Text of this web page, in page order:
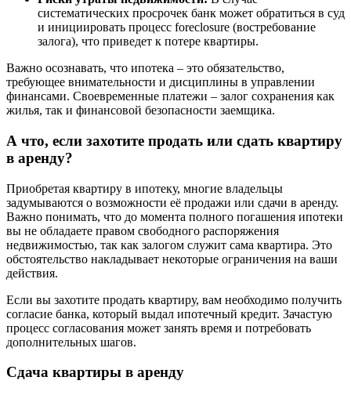
систематических просрочек банк может обратиться в суд
и инициировать процесс foreclosure (востребование
залога), что приведет к потере квартиры.
Важно осознавать, что ипотека – это обязательство,
требующее внимательности и дисциплины в управлении
финансами. Своевременные платежи – залог сохранения как
жилья, так и финансовой безопасности заемщика.
А что, если захотите продать или сдать квартиру
в аренду?
Приобретая квартиру в ипотеку, многие владельцы
задумываются о возможности её продажи или сдачи в аренду.
Важно понимать, что до момента полного погашения ипотеки
вы не обладаете правом свободного распоряжения
недвижимостью, так как залогом служит сама квартира. Это
обстоятельство накладывает некоторые ограничения на ваши
действия.
Если вы захотите продать квартиру, вам необходимо получить
согласие банка, который выдал ипотечный кредит. Зачастую
процесс согласования может занять время и потребовать
дополнительных шагов.
Сдача квартиры в аренду